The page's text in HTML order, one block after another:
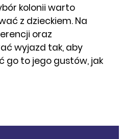
kolonii warto
z dzieckiem. Na
oraz
wyjazd tak, aby
go to jego gustów, jak